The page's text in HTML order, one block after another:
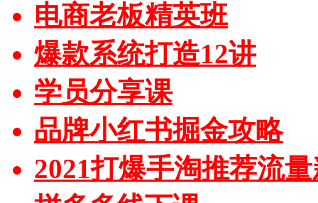
电商老板精英班
爆款系统打造12讲
学员分享课
品牌小红书掘金攻略
2021打爆手淘推荐流